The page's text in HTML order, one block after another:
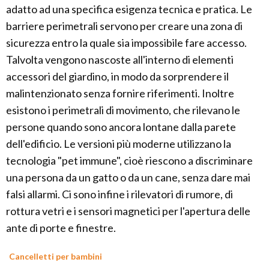
adatto ad una specifica esigenza tecnica e pratica. Le
barriere perimetrali servono per creare una zona di
sicurezza entro la quale sia impossibile fare accesso.
Talvolta vengono nascoste all'interno di elementi
accessori del giardino, in modo da sorprendere il
malintenzionato senza fornire riferimenti. Inoltre
esistono i perimetrali di movimento, che rilevano le
persone quando sono ancora lontane dalla parete
dell'edificio. Le versioni più moderne utilizzano la
tecnologia "pet immune", cioè riescono a discriminare
una persona da un gatto o da un cane, senza dare mai
falsi allarmi. Ci sono infine i rilevatori di rumore, di
rottura vetri e i sensori magnetici per l'apertura delle
ante di porte e finestre.
Cancelletti per bambini